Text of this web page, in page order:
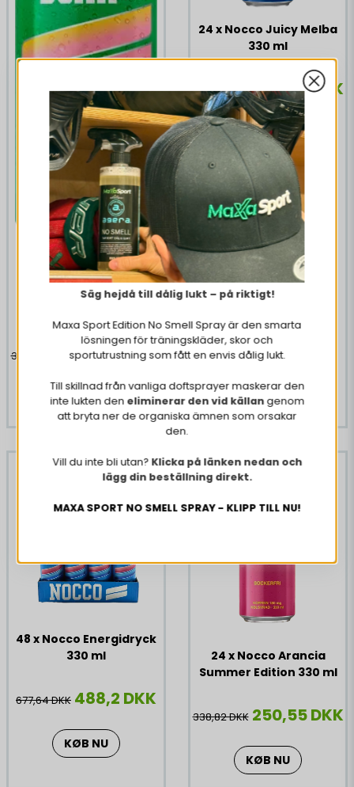
24 X Nocco Peachango
338,82 DKK 250,55 DKK
KØB NU
24 x Nocco Juicy Melba
330 ml
338,82 DKK 250,55 DKK
KØB NU
48 x Nocco Energidryck
330 ml
-28%
677,64 DKK 488,2 DKK
KØB NU
24 x Nocco Arancia
Summer Edition 330 ml
338,82 DKK 250,55 DKK
KØB NU
Säg hejdå till dålig lukt – på riktigt!
Maxa Sport Edition No Smell Spray är den smarta
lösningen för träningskläder, skor och
sportutrustning som fått en envis dålig lukt.
Till skillnad från vanliga doftsprayer maskerar den
inte lukten den eliminerar den vid källan genom
att bryta ner de organiska ämnen som orsakar
den.
Vill du inte bli utan? Klicka på länken nedan och
lägg din beställning direkt.
MAXA SPORT NO SMELL SPRAY - KLIPP TILL NU!